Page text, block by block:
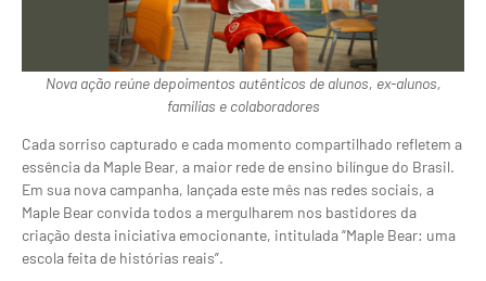
Nova ação reúne depoimentos autênticos de alunos, ex-alunos,
famílias e colaboradores
Cada sorriso capturado e cada momento compartilhado refletem a
essência da Maple Bear, a maior rede de ensino bilíngue do Brasil.
Em sua nova campanha, lançada este mês nas redes sociais, a
Maple Bear convida todos a mergulharem nos bastidores da
criação desta iniciativa emocionante, intitulada “Maple Bear: uma
escola feita de histórias reais”.